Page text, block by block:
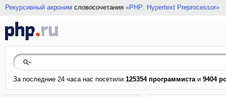
Рекурсивный акроним словосочетания «PHP: Hypertext Preprocessor»
За последние 24 часа нас посетили 125354 программистаи 9404